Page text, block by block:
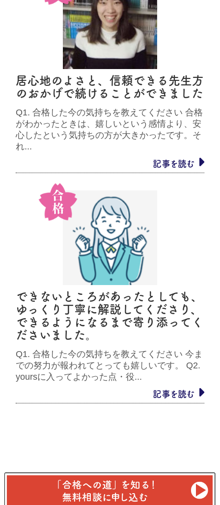
居心地のよさと、信頼できる先生方
のおかげで続けることができました
Q1. 合格した今の気持ちを教えてください 合格
がわかったときは、嬉しいという感情より、安
心したという気持ちの方が大きかったです。そ
れ...
記事を読む
できないところがあったとしても、
ゆっくり丁寧に解説してくださり、
できるようになるまで寄り添ってく
ださいました。
Q1. 合格した今の気持ちを教えてください 今ま
での努力が報われてとっても嬉しいです。 Q2.
yoursに入ってよかった点・役...
記事を読む
Copyright (c) 2026 全国オンライン【総合型選抜】専門塾
yours（ユアーズ）.